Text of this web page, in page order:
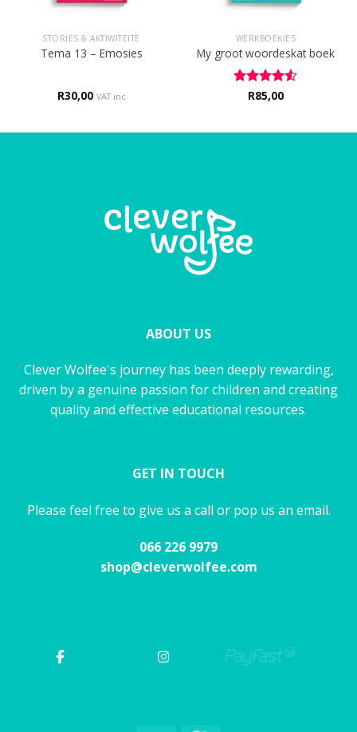
STORIES & AKTIWITEITE
Tema 13 – Emosies
R30,00 VAT inc
WERKBOEKIES
My groot woordeskat boek
Rated 4.5
R85,00
ABOUT US
Clever Wolfee's journey has been deeply rewarding,
driven by a genuine passion for children and creating
quality and effective educational resources.
GET IN TOUCH
Please feel free to give us a call or pop us an email.
066 226 9979
shop@cleverwolfee.com